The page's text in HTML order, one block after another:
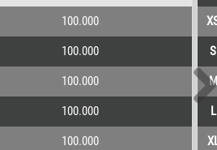
100.000
100.000
100.000
100.000
100.000